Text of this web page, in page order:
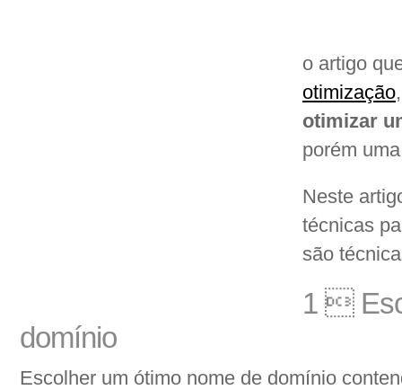
o artigo
otimização
otimizar
porém
Neste
técnicas
são
1 
domínio
Escolher um ótimo nome de domínio